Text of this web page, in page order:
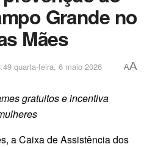
Grande no
Mães
quarta-feira, 6 maio 2026 AA
gratuitos e incentiva
a Caixa de Assistência dos